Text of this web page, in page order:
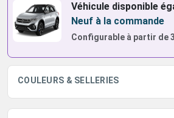
Véhicule disponible
Neuf à la commande
Configurable à partir de
COULEURS & SELLERIES